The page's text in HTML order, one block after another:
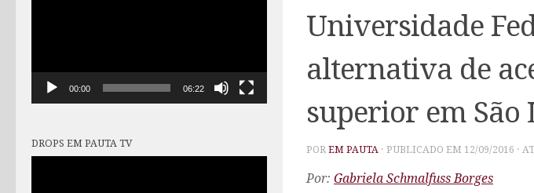
Universidade
alternativa de
superior em São
POR EM PAUTA · PUBLICADO EM 12/09/2016 ·
Por: Gabriela Schmalfuss Borges
00:00 06:22
DROPS EM PAUTA TV